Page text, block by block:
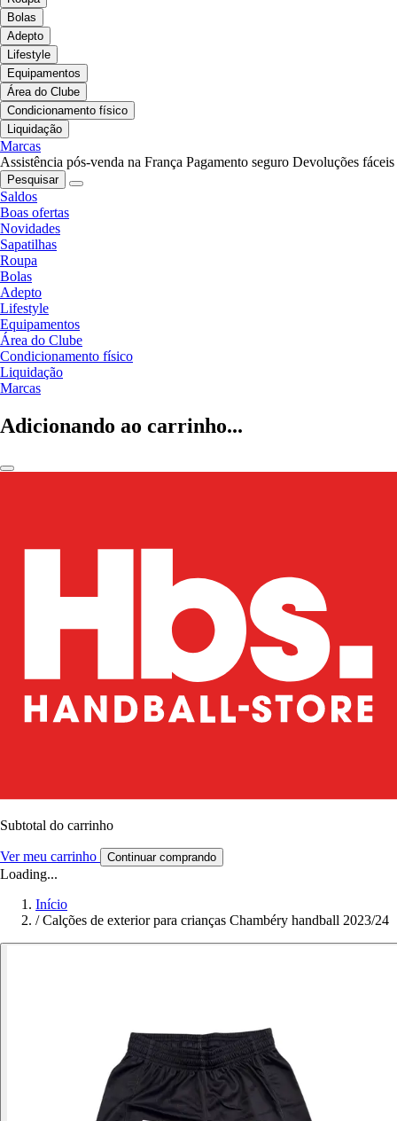
Bolas
Adepto
Lifestyle
Equipamentos
Área do Clube
Condicionamento físico
Liquidação
Marcas
Assistência pós-venda na França Pagamento seguro Devoluções fáceis
Pesquisar
Saldos
Boas ofertas
Novidades
Sapatilhas
Roupa
Bolas
Adepto
Lifestyle
Equipamentos
Área do Clube
Condicionamento físico
Liquidação
Marcas
Adicionando ao carrinho...
Subtotal do carrinho
Ver meu carrinho Continuar comprando
Loading...
Início
/ Calções de exterior para crianças Chambéry handball 2023/24